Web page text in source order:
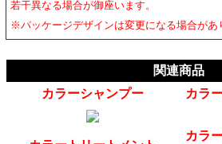
若干異なる場合が御座います。
※パッケージデザインは変更になる場合があ
関連商品
カラーシャンプー
カラ
カラ